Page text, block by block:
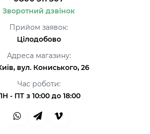
Зворотний дзвінок
Прийом заявок:
Цілодобово
Адреса магазину:
вул. Кониського, 26
Час роботи:
- ПТ з 10:00 до 18:00